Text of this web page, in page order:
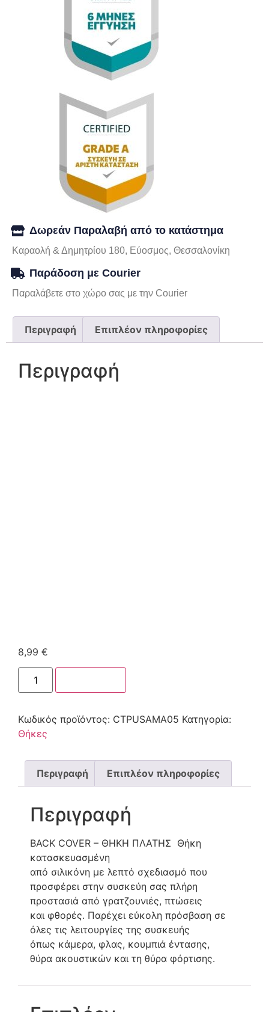
Δωρεάν Παραλαβή από το κατάστημα
Καραολή & Δημητρίου 180, Εύοσμος, Θεσσαλονίκη
Παράδοση με Courier
Παραλάβετε στο χώρο σας με την Courier
Περιγραφή Επιπλέον πληροφορίες
Περιγραφή
8,99 €
Κωδικός προϊόντος: CTPUSAMA05 Κατηγορία:
Θήκες
Περιγραφή Επιπλέον πληροφορίες
Περιγραφή
BACK COVER – ΘΗΚΗ ΠΛΑΤΗΣ Θήκη
κατασκευασμένη
από σιλικόνη με λεπτό σχεδιασμό που
προσφέρει στην συσκεύη σας πλήρη
προστασιά από γρατζουνιές, πτώσεις
και φθορές. Παρέχει εύκολη πρόσβαση σε
όλες τις λειτουργίες της συσκευής
όπως κάμερα, φλας, κουμπιά έντασης,
θύρα ακουστικών και τη θύρα φόρτισης.